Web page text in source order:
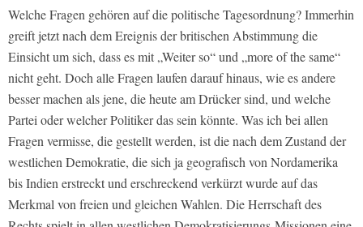
Welche Fragen gehören auf die politische Tagesordnung? Immerhin
greift jetzt nach dem Ereignis der britischen Abstimmung die
Einsicht um sich, dass es mit „Weiter so“ und „more of the same“
nicht geht. Doch alle Fragen laufen darauf hinaus, wie es andere
besser machen als jene, die heute am Drücker sind, und welche
Partei oder welcher Politiker das sein könnte. Was ich bei allen
Fragen vermisse, die gestellt werden, ist die nach dem Zustand der
westlichen Demokratie, die sich ja geografisch von Nordamerika
bis Indien erstreckt und erschreckend verkürzt wurde auf das
Merkmal von freien und gleichen Wahlen. Die Herrschaft des